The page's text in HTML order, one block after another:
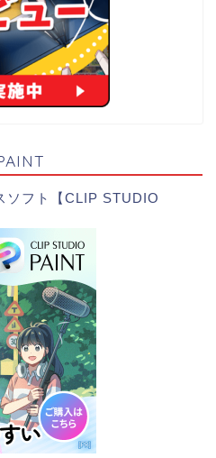
ソフト【CLIP STUDIO